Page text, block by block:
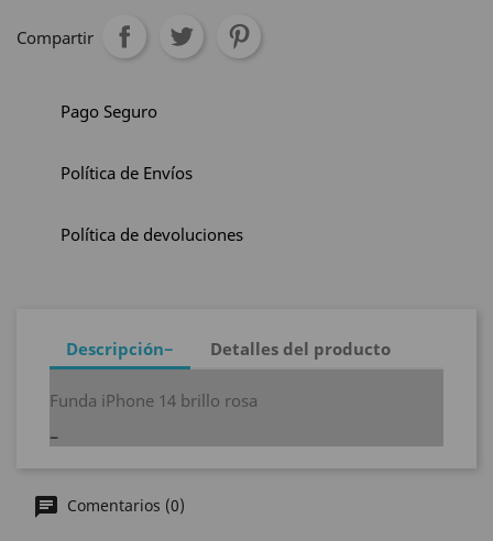
Compartir
Pago Seguro
Política de Envíos
Política de devoluciones
Descripción Detalles del producto
Funda iPhone 14 brillo rosa
Comentarios (0)